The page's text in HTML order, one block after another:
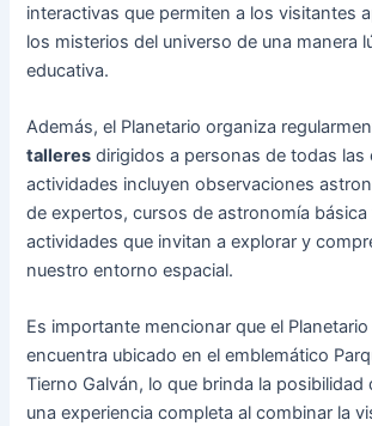
interactivas que permiten a los visitantes
los misterios del universo de una manera
educativa.
Además, el Planetario organiza
talleres dirigidos a personas de todas las
actividades incluyen observaciones
de expertos, cursos de astronomía básica
actividades que invitan a explorar y
nuestro entorno espacial.
Es importante mencionar que el
encuentra ubicado en el emblemático
Tierno Galván, lo que brinda la posibilidad
una experiencia completa al combinar la